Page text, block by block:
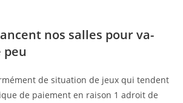
nos salles pour va-
de situation de jeux qui tendent
de paiement en raison 1 adroit de